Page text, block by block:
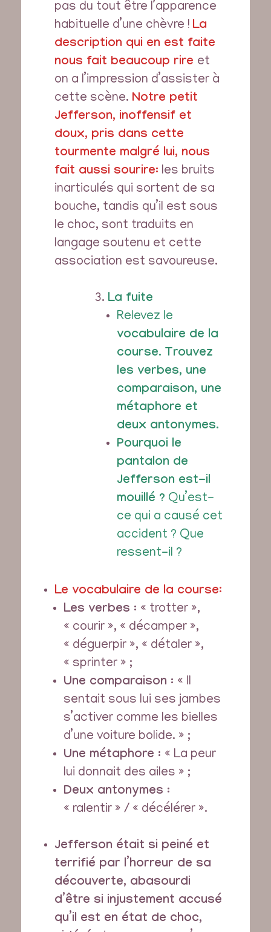
pas du tout être l’apparence
habituelle d’une chèvre ! La
description qui en est faite
nous fait beaucoup rire et
on a l’impression d’assister à
cette scène. Notre petit
Jefferson, inoffensif et
doux, pris dans cette
tourmente malgré lui, nous
fait aussi sourire: les bruits
inarticulés qui sortent de sa
bouche, tandis qu’il est sous
le choc, sont traduits en
langage soutenu et cette
association est savoureuse.
La fuite
Relevez le
vocabulaire de la
course. Trouvez
les verbes, une
comparaison, une
métaphore et
deux antonymes.
Pourquoi le
pantalon de
Jefferson est-il
mouillé ? Qu’est-
ce qui a causé cet
accident ? Que
ressent-il ?
Le vocabulaire de la course:
Les verbes : « trotter »,
« courir », « décamper »,
« déguerpir », « détaler »,
« sprinter » ;
Une comparaison : « Il
sentait sous lui ses jambes
s’activer comme les bielles
d’une voiture bolide. » ;
Une métaphore : « La peur
lui donnait des ailes » ;
Deux antonymes :
« ralentir » / « décélérer ».
Jefferson était si peiné et
terrifié par l’horreur de sa
découverte, abasourdi
d’être si injustement accusé
qu’il est en état de choc,